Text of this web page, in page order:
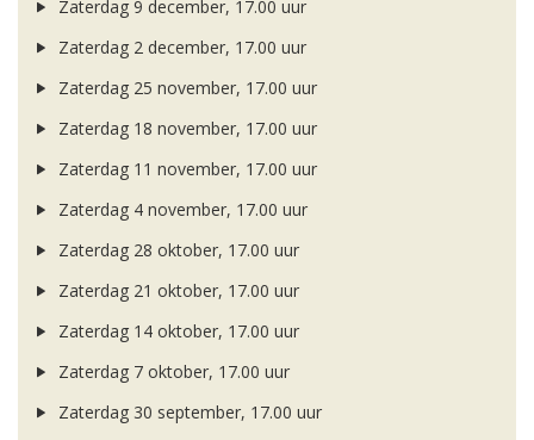
Zaterdag 9 december, 17.00 uur
Zaterdag 2 december, 17.00 uur
Zaterdag 25 november, 17.00 uur
Zaterdag 18 november, 17.00 uur
Zaterdag 11 november, 17.00 uur
Zaterdag 4 november, 17.00 uur
Zaterdag 28 oktober, 17.00 uur
Zaterdag 21 oktober, 17.00 uur
Zaterdag 14 oktober, 17.00 uur
Zaterdag 7 oktober, 17.00 uur
Zaterdag 30 september, 17.00 uur